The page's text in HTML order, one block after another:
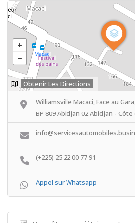
Obtenir Les Directions
Williamsville Macaci, Face au
BP 809 Abidjan 02 Abidjan - Côte
(+225) 25 22 00 77 91
Appel sur Whatsapp